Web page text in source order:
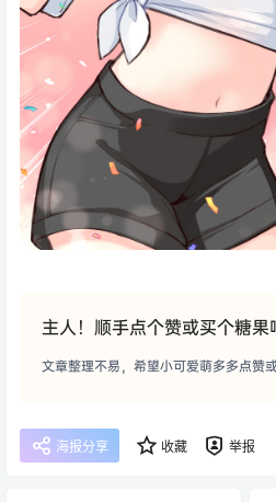
主人！顺手点个赞或买个糖果
文章整理不易，希望小可爱萌多多点赞
海报分享 收藏 举报